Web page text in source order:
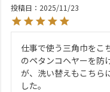
投稿日
2025/11/23
仕事で使う三角巾をこ
のペタンコヘヤーを防
が、洗い替えもこちら
した。